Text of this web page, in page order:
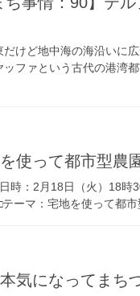
けど地中海の海沿いに
ファという古代の港湾
使って都市型
時：2月18日（火）18
ーマ：宅地を使って都
気になってまち